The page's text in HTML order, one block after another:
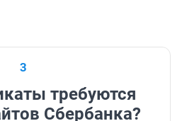
3
требуются
Сбербанка?